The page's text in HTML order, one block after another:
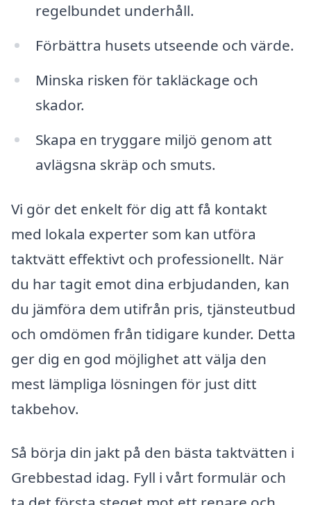
regelbundet underhåll.
Förbättra husets utseende och värde.
Minska risken för takläckage och
skador.
Skapa en tryggare miljö genom att
avlägsna skräp och smuts.
Vi gör det enkelt för dig att få kontakt
med lokala experter som kan utföra
taktvätt effektivt och professionellt. När
du har tagit emot dina erbjudanden, kan
du jämföra dem utifrån pris, tjänsteutbud
och omdömen från tidigare kunder. Detta
ger dig en god möjlighet att välja den
mest lämpliga lösningen för just ditt
takbehov.
Så börja din jakt på den bästa taktvätten i
Grebbestad idag. Fyll i vårt formulär och